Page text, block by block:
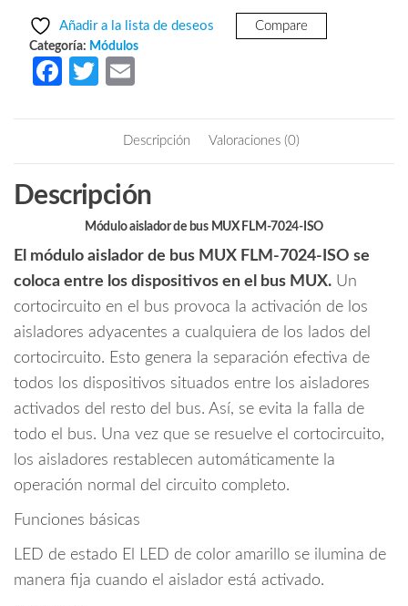
$3,721.86.
$2,475.10.
AISLADOR
DE
BUS
Añadir a la lista de deseos Compare
Categoría: Módulos
Fa
o
T
itt
ail
Descripción Valoraciones (0)
Descripción
Módulo aislador de bus MUX FLM-7024-ISO
El módulo aislador de bus MUX FLM-7024-ISO se
coloca entre los dispositivos en el bus MUX. Un
cortocircuito en el bus provoca la activación de los
aisladores adyacentes a cualquiera de los lados del
cortocircuito. Esto genera la separación efectiva de
todos los dispositivos situados entre los aisladores
activados del resto del bus. Así, se evita la falla de
todo el bus. Una vez que se resuelve el cortocircuito,
los aisladores restablecen automáticamente la
operación normal del circuito completo.
Funciones básicas
LED de estado El LED de color amarillo se ilumina de
manera fija cuando el aislador está activado.